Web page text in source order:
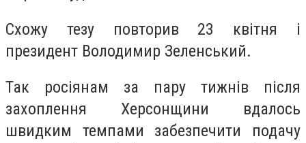
Схожу тезу повторив 23 квітня і
президент Володимир Зеленський.
Так росіянам за пару тижнів після
захоплення Херсонщини вдалось
швидким темпами забезпечити подачу